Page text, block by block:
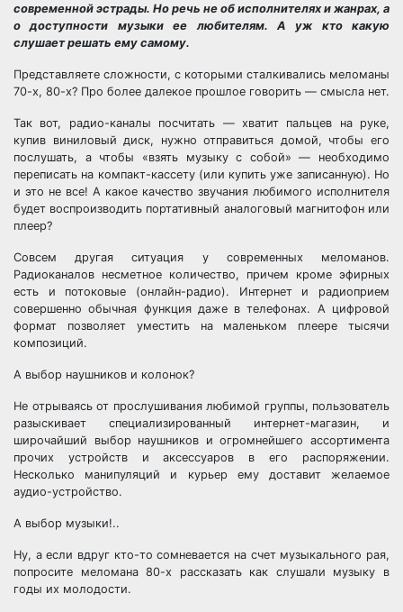
современной эстрады. Но речь не об исполнителях и жанрах, а
о доступности музыки ее любителям. А уж кто какую
слушает решать ему самому.
Представляете сложности, с которыми сталкивались меломаны
70-х, 80-х? Про более далекое прошлое говорить — смысла нет.
Так вот, радио-каналы посчитать — хватит пальцев на руке,
купив виниловый диск, нужно отправиться домой, чтобы его
послушать, а чтобы «взять музыку с собой» — необходимо
переписать на компакт-кассету (или купить уже записанную). Но
и это не все! А какое качество звучания любимого исполнителя
будет воспроизводить портативный аналоговый магнитофон или
плеер?
Совсем другая ситуация у современных меломанов.
Радиоканалов несметное количество, причем кроме эфирных
есть и потоковые (онлайн-радио). Интернет и радиоприем
совершенно обычная функция даже в телефонах. А цифровой
формат позволяет уместить на маленьком плеере тысячи
композиций.
А выбор наушников и колонок?
Не отрываясь от прослушивания любимой группы, пользователь
разыскивает специализированный интернет-магазин, и
широчайший выбор наушников и огромнейшего ассортимента
прочих устройств и аксессуаров в его распоряжении.
Несколько манипуляций и курьер ему доставит желаемое
аудио-устройство.
А выбор музыки!..
Ну, а если вдруг кто-то сомневается на счет музыкального рая,
попросите меломана 80-х рассказать как слушали музыку в
годы их молодости.